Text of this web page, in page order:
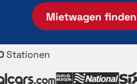
Mietwagen finden
Stationen